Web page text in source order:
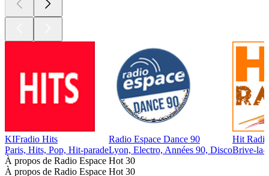
KIFradio Hits
Paris, Hits, Pop, Hit-parade
Radio Espace Dance 90
Lyon, Electro, Années 90, Disco
Hit
Brive-la-
À propos de Radio Espace Hot 30
À propos de Radio Espace Hot 30